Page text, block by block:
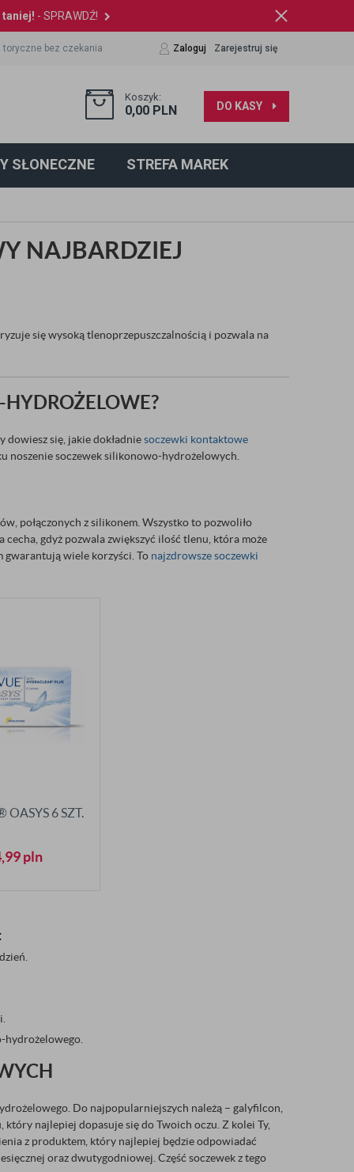
taniej! - SPRAWDŹ!
toryczne bez czekania Zaloguj Zarejestruj się
Koszyk:
0,00 PLN DO KASY
SŁONECZNE STREFA MAREK
NAJBARDZIEJ
się wysoką tlenoprzepuszczalnością i pozwala na
się, jakie dokładniesoczewki kontaktowe
noszenie soczewek silikonowo-hydrożelowych.
połączonych z silikonem. Wszystko to pozwoliło
gdyż pozwala zwiększyć ilość tlenu, która może
gwarantują wiele korzyści. To najzdrowsze soczewki
OASYS 6 SZT.
pln
hydrożelowego.
Do najpopularniejszych należą – galyfilcon,
najlepiej dopasuje się do Twoich oczu. Z kolei Ty,
z produktem, który najlepiej będzie odpowiadać
oraz dwutygodniowej. Część soczewek z tego